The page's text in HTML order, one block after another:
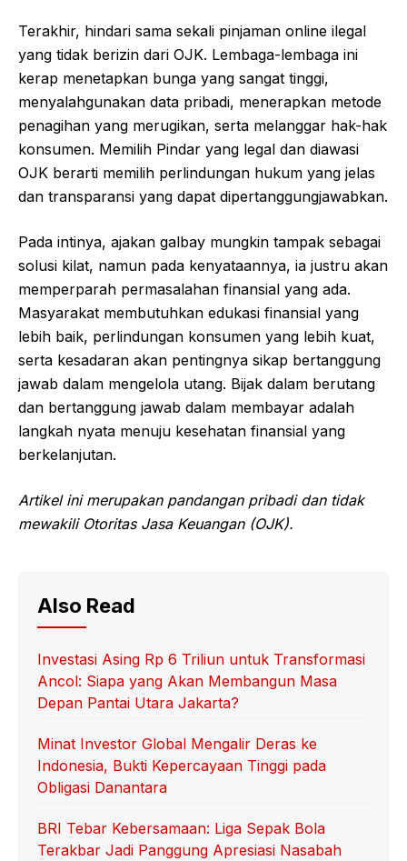
Terakhir, hindari sama sekali pinjaman online ilegal
yang tidak berizin dari OJK. Lembaga-lembaga ini
kerap menetapkan bunga yang sangat tinggi,
menyalahgunakan data pribadi, menerapkan metode
penagihan yang merugikan, serta melanggar hak-hak
konsumen. Memilih Pindar yang legal dan diawasi
OJK berarti memilih perlindungan hukum yang jelas
dan transparansi yang dapat dipertanggungjawabkan.
Pada intinya, ajakan galbay mungkin tampak sebagai
solusi kilat, namun pada kenyataannya, ia justru akan
memperparah permasalahan finansial yang ada.
Masyarakat membutuhkan edukasi finansial yang
lebih baik, perlindungan konsumen yang lebih kuat,
serta kesadaran akan pentingnya sikap bertanggung
jawab dalam mengelola utang. Bijak dalam berutang
dan bertanggung jawab dalam membayar adalah
langkah nyata menuju kesehatan finansial yang
berkelanjutan.
Artikel ini merupakan pandangan pribadi dan tidak
mewakili Otoritas Jasa Keuangan (OJK).
Also Read
Investasi Asing Rp 6 Triliun untuk Transformasi
Ancol: Siapa yang Akan Membangun Masa
Depan Pantai Utara Jakarta?
Minat Investor Global Mengalir Deras ke
Indonesia, Bukti Kepercayaan Tinggi pada
Obligasi Danantara
BRI Tebar Kebersamaan: Liga Sepak Bola
Terakbar Jadi Panggung Apresiasi Nasabah